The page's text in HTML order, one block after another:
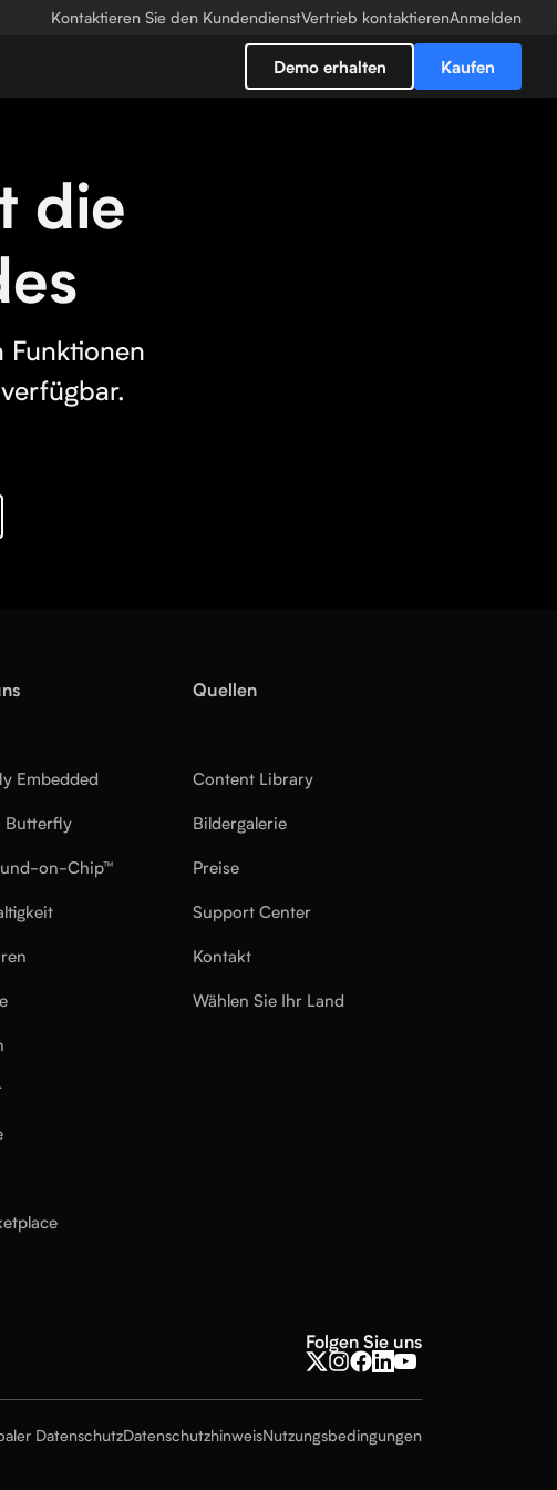
Kontaktieren Sie den KundendienstVertrieb kontaktierenAnmelden
Demo erhalten Kaufen
die
Funktionen
Embedded
Butterfly
on-Chip™
Quellen
Content Library
Bildergalerie
Preise
Support Center
Kontakt
Wählen Sie Ihr Land
Folgen Sie uns
DatenschutzDatenschutzhinweisNutzungsbedingungen